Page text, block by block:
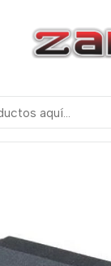
ROBOTICA &
Miscelanea
3.5mm PLASTICO